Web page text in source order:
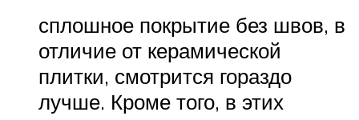
сплошное покрытие без швов, в
отличие от керамической
плитки, смотрится гораздо
лучше. Кроме того, в этих